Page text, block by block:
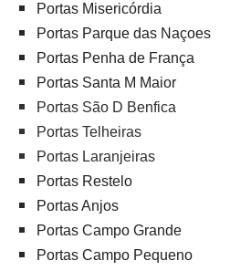
Portas Misericórdia
Portas Parque das Naçoes
Portas Penha de França
Portas Santa M Maior
Portas São D Benfica
Portas Telheiras
Portas Laranjeiras
Portas Restelo
Portas Anjos
Portas Campo Grande
Portas Campo Pequeno